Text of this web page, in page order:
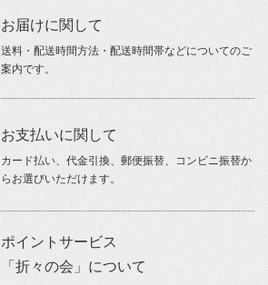
お届けに関して
送料・配送時間方法・配送時間帯などについてのご
案内です。
お支払いに関して
カード払い、代金引換、郵便振替、コンビニ振替か
らお選びいただけます。
ポイントサービス
「折々の会」について